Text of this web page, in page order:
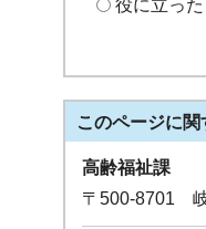
役に立った
このページに関
高齢福祉課
〒500-8701